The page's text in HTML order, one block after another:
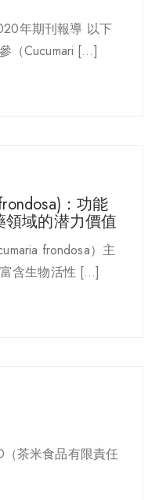
年期刊報導 以下
（Cucumari […]
：功能
域的潜力價值
frondosa）主
含生物活性 […]
茶米食品有限責任